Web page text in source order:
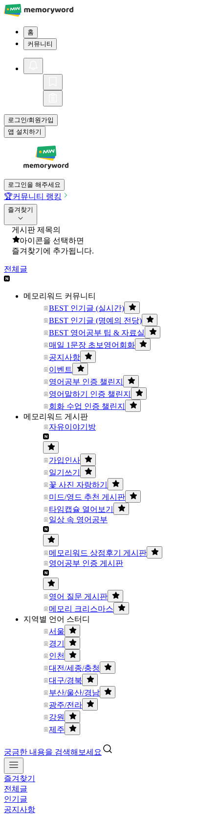
홈
커뮤니티
로그인/회원가입
앱 설치하기
로그인을 해주세요
🏆커뮤니티 랭킹
즐겨찾기
게시판 제목의
아이콘을 선택하면
즐겨찾기에 추가됩니다.
전체글
메모리워드 커뮤니티
BEST 인기글 (실시간)
BEST 인기글 (명예의 전당)
BEST 영어공부 팁 & 자료실
매일 1문장 초보영어회화
공지사항
이벤트
영어공부 인증 챌린지
영어말하기 인증 챌린지
회화 수업 인증 챌린지
메모리워드 게시판
자유이야기방
가입인사
일기쓰기
꽃 사진 자랑하기
미드/영드 추천 게시판
타임캡슐 열어보기
일상 속 영어공부
메모리워드 상점후기 게시판
영어공부 인증 게시판
영어 질문 게시판
메모리 크리스마스
지역별 언어 스터디
서울
경기
인천
대전/세종/충청
대구/경북
부산/울산/경남
광주/전라
강원
제주
궁금한 내용을 검색해보세요
즐겨찾기
전체글
인기글
공지사항